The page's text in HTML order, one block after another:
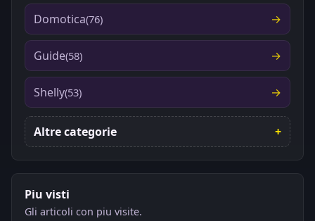
Domotica(76)
Guide(58)
Shelly(53)
Altre categorie
Piu visti
Gli articoli con piu visite.